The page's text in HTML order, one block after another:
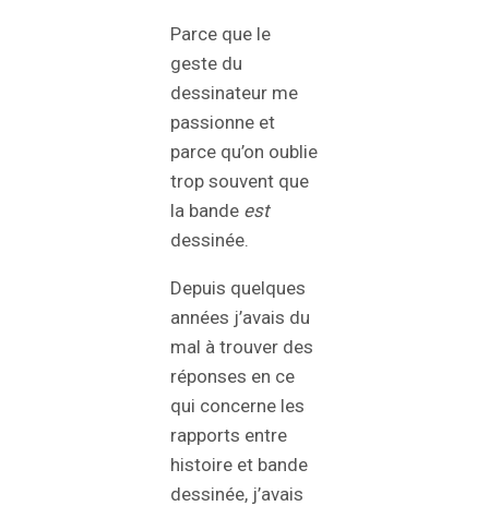
Parce que le
geste du
dessinateur me
passionne et
parce qu’on oublie
trop souvent que
la bande est
dessinée.
Depuis quelques
années j’avais du
mal à trouver des
réponses en ce
qui concerne les
rapports entre
histoire et bande
dessinée, j’avais